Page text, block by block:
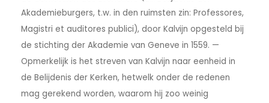
Akademieburgers, t.w. in den ruimsten zin: Professores,
Magistri et auditores publici), door Kalvijn opgesteld bij
de stichting der Akademie van Geneve in 1559. —
Opmerkelijk is het streven van Kalvijn naar eenheid in
de Belijdenis der Kerken, hetwelk onder de redenen
mag gerekend worden, waarom hij zoo weinig